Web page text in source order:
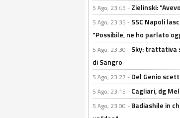
5 Ago, 23:45 - Zielinski:
5 Ago, 23:35 - SSC Napoli
"Possibile, ne ho parlato
5 Ago, 23:30 - Sky: trattativa
di Sangro
5 Ago, 23:27 - Del Genio
5 Ago, 23:15 - Cagliari, dg
5 Ago, 23:00 - Badiashile in